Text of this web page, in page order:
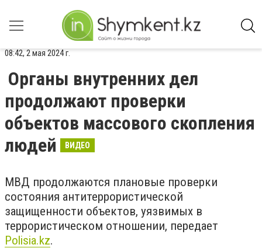
08:42, 2 мая 2024 г.
Органы внутренних дел
продолжают проверки
объектов массового скопления
людей
ВИДЕО
МВД продолжаются плановые проверки
состояния антитеррористической
защищенности объектов, уязвимых в
террористическом отношении, передает
Polisia.kz.